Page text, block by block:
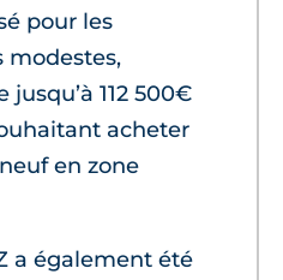
pour les
modestes,
112 500€
acheter
en zone
a également été